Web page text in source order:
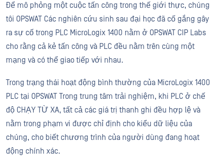
Để mô phỏng một cuộc tấn công trong thế giới thực, chúng
tôi OPSWAT Các nghiên cứu sinh sau đại học đã cố gắng gây
ra sự cố trong PLC MicroLogix 1400 nằm ở OPSWAT CIP Labs
cho rằng cả kẻ tấn công và PLC đều nằm trên cùng một
mạng và có thể giao tiếp với nhau.
Trong trạng thái hoạt động bình thường của MicroLogix 1400
PLC tại OPSWAT Trong trung tâm trải nghiệm, khi PLC ở chế
độ CHẠY TỪ XA, tất cả các giá trị thanh ghi đều hợp lệ và
nằm trong phạm vi được chỉ định cho kiểu dữ liệu của
chúng, cho biết chương trình của người dùng đang hoạt
động chính xác.